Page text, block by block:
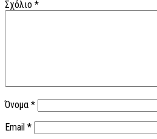
Σχόλιο *
Όνομα *
Email *